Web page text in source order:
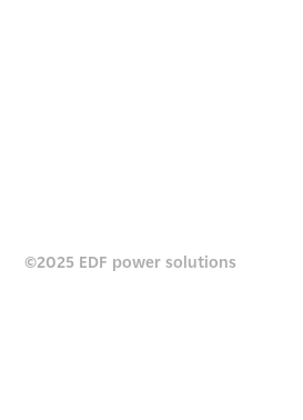
©2025 EDF power solutions